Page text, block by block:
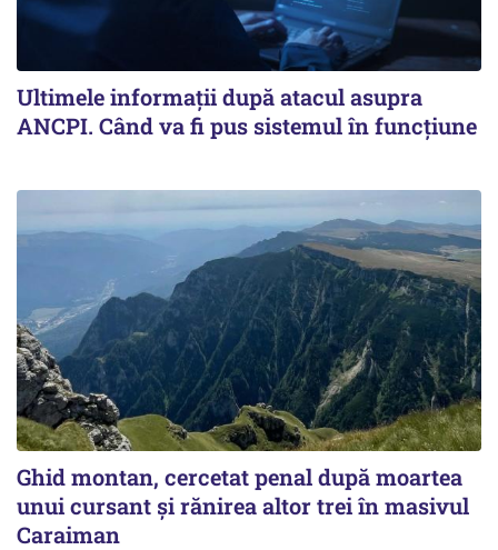
Ultimele informații după atacul asupra
ANCPI. Când va fi pus sistemul în funcțiune
Ghid montan, cercetat penal după moartea
unui cursant și rănirea altor trei în masivul
Caraiman